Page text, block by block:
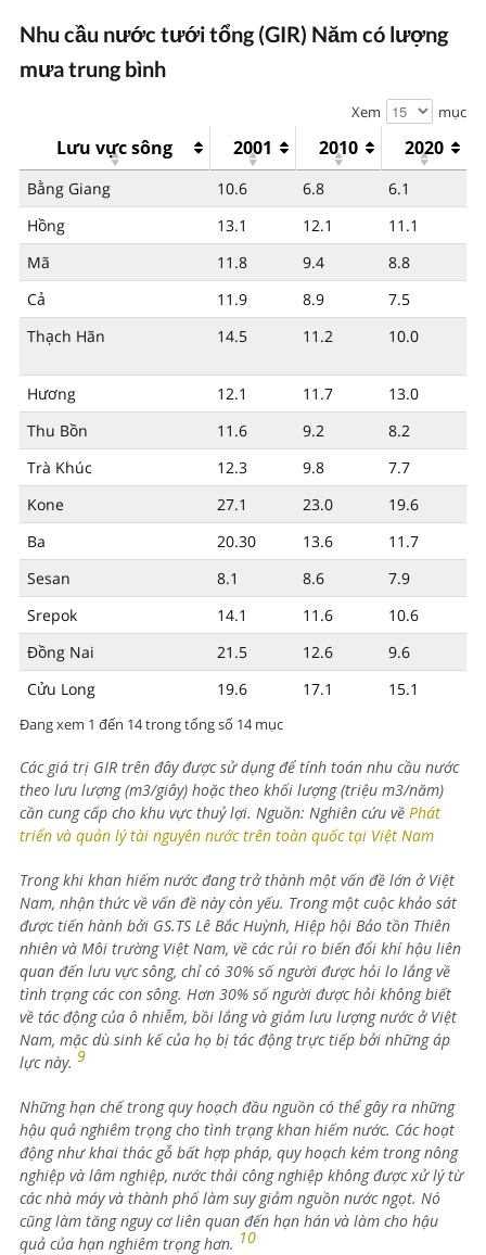
Nhu cầu nước tưới tổng (GIR) Năm có lượng
mưa trung bình
Xem mục
Lưu vực sông 2001 2010 2020
Bằng Giang 10.6 6.8
6.1
Hồng
13.1 12.1
11.1
Mã
11.8 9.4
8.8
Cả
11.9 8.9
7.5
Thạch Hãn
14.5 11.2 10.0
Hương 12.1 11.7
13.0
Thu Bồn
11.6 9.2
8.2
Trà Khúc
12.3 9.8
7.7
Kone
27.1 23.0
19.6
Ba
20.30 13.6
11.7
Sesan
8.1 8.6
7.9
Srepok
14.1 11.6
10.6
Đồng Nai
21.5 12.6
9.6
Cửu Long
19.6 17.1 15.1
Đang xem 1 đến 14 trong tổng số 14 mục
Các giá trị GIR trên đây được sử dụng để tính toán nhu cầu nước
theo lưu lượng (m3/giây) hoặc theo khối lượng (triệu m3/năm)
cần cung cấp cho khu vực thuỷ lợi. Nguồn: Nghiên cứu về Phát
triển và quản lý tài nguyên nước trên toàn quốc tại Việt Nam
Trong khi khan hiếm nước đang trở thành một vấn đề lớn ở Việt
Nam, nhận thức về vấn đề này còn yếu. Trong một cuộc khảo sát
được tiến hành bởi GS.TS Lê Bắc Huỳnh, Hiệp hội Bảo tồn Thiên
nhiên và Môi trường Việt Nam, về các rủi ro biến đổi khí hậu liên
quan đến lưu vực sông, chỉ có 30% số người được hỏi lo lắng về
tình trạng các con sông. Hơn 30% số người được hỏi không biết
về tác động của ô nhiễm, bồi lắng và giảm lưu lượng nước ở Việt
Nam, mặc dù sinh kế của họ bị tác động trực tiếp bởi những áp
lực này. 9
Những hạn chế trong quy hoạch đầu nguồn có thể gây ra những
hậu quả nghiêm trọng cho tình trạng khan hiếm nước. Các hoạt
động như khai thác gỗ bất hợp pháp, quy hoạch kém trong nông
nghiệp và lâm nghiệp, nước thải công nghiệp không được xử lý từ
các nhà máy và thành phố làm suy giảm nguồn nước ngọt. Nó
cũng làm tăng nguy cơ liên quan đến hạn hán và làm cho hậu
quả của hạn nghiêm trọng hơn. 10